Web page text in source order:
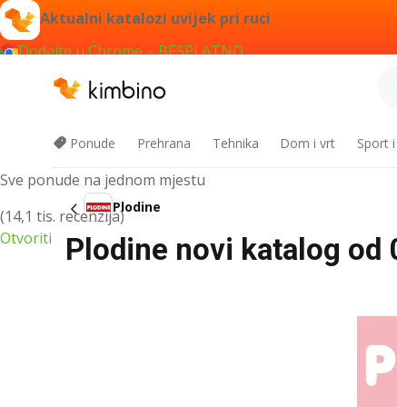
Aktualni katalozi uvijek pri ruci
Dodajte u Chrome – BESPLATNO
Kimbino aplikacija
Sve ponude na jednom mjestu
(14,1 tis. recenzija)
Otvoriti
Ponude Prehrana Tehnika Dom i vrt Sport
Plodine
Plodine novi katalog od